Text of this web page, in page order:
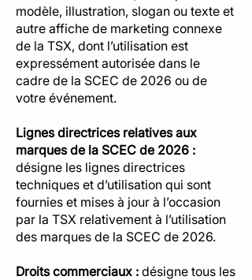
modèle, illustration, slogan ou texte et
autre affiche de marketing connexe
de la TSX, dont l’utilisation est
expressément autorisée dans le
cadre de la SCEC de 2026 ou de
votre événement.
Lignes directrices relatives aux
marques de la SCEC de 2026 :
désigne les lignes directrices
techniques et d’utilisation qui sont
fournies et mises à jour à l’occasion
par la TSX relativement à l’utilisation
des marques de la SCEC de 2026.
Droits commerciaux : désigne tous les